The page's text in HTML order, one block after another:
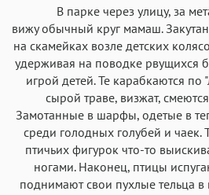
В парке через улицу, за
вижу обычный круг мамаш.
на скамейках возле детских
удерживая на поводке рвущихся
игрой детей. Те карабкаются по
сырой траве, визжат,
Замотанные в шарфы, одетые в
среди голодных голубей и
птичьих фигурок что-то
ногами. Наконец, птицы
поднимают свои пухлые тельца в